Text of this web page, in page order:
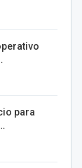
para